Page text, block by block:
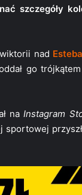
szczegóły
nad
go
naInstagram